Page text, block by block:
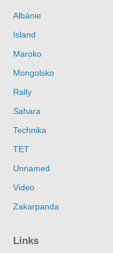
Albánie
Island
Maroko
Mongolsko
Rally
Sahara
Technika
TET
Unnamed
Video
Zakarpanda
Links